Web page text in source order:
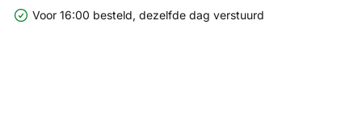
Voor 16:00 besteld, dezelfde dag verstuurd